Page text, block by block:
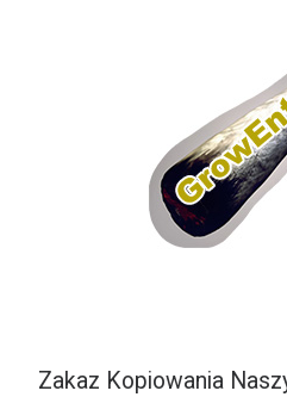
Zakaz Kopiowania